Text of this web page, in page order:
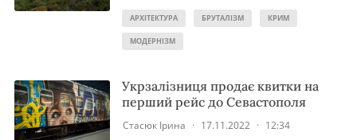
АРХІТЕКТУРА БРУТАЛІЗМ КРИМ
МОДЕРНІЗМ
Укрзалізниця продає квитки на
перший рейс до Севастополя
Стасюк Ірина · 17.11.2022 · 12:34